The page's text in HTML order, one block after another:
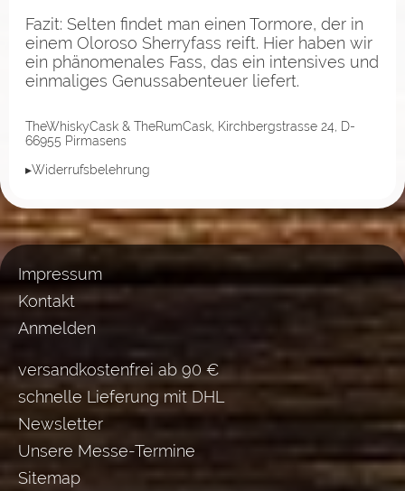
Fazit: Selten findet man einen Tormore, der in
einem Oloroso Sherryfass reift. Hier haben wir
ein phänomenales Fass, das ein intensives und
einmaliges Genussabenteuer liefert.
TheWhiskyCask & TheRumCask, Kirchbergstrasse 24, D-
66955 Pirmasens
▸Widerrufsbelehrung
Impressum
Kontakt
Anmelden
versandkostenfrei ab 90 €
schnelle Lieferung mit DHL
Newsletter
Unsere Messe-Termine
Sitemap